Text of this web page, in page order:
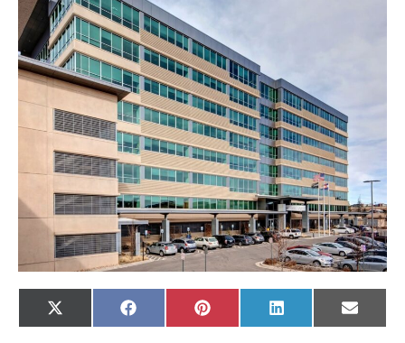
X
(Twitter)
FacebookPinterest LinkedIn
Email